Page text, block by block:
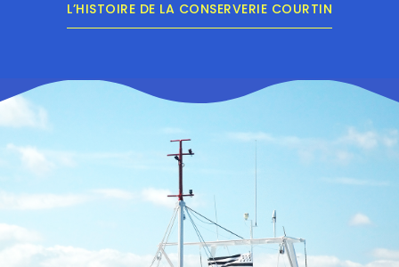
L’HISTOIRE DE LA CONSERVERIE COURTIN